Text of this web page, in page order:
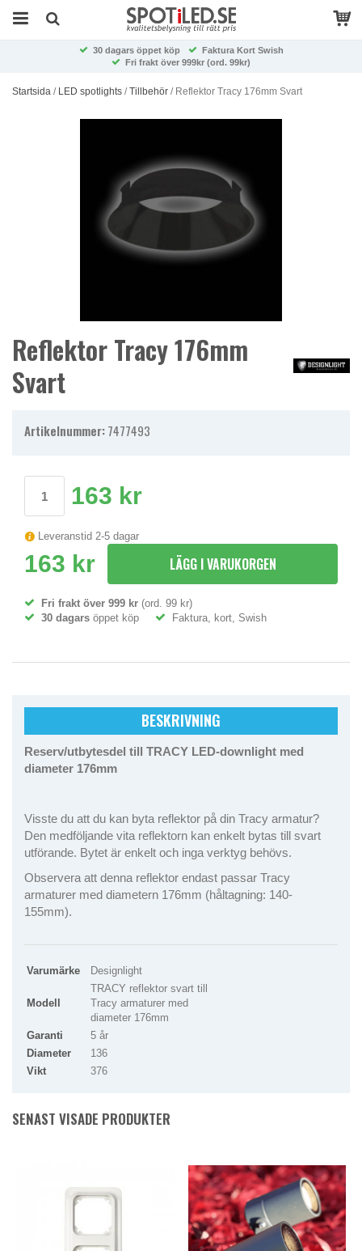
30 dagars öppet köp
Faktura Kort Swish
Fri frakt över 999kr (ord. 99kr)
Startsida / LED spotlights /Tillbehör / Reflektor Tracy 176mm Svart
Reflektor Tracy 176mm
Svart
Artikelnummer:7477493
163 kr
Leveranstid 2-5 dagar
163 kr LÄGG I VARUKORGEN
Fri frakt över 999 kr (ord. 99 kr)
30 dagars öppet köp Faktura, kort, Swish
BESKRIVNING
Reserv/utbytesdel till TRACY LED-downlight med
diameter 176mm
Visste du att du kan byta reflektor på din Tracy armatur?
Den medföljande vita reflektorn kan enkelt bytas till svart
utförande. Bytet är enkelt och inga verktyg behövs.
Observera att denna reflektor endast passar Tracy
armaturer med diametern 176mm (håltagning: 140-
155mm).
Varumärke Designlight
Modell
TRACY reflektor svart till
Tracy armaturer med
diameter 176mm
Garanti
5 år
Diameter
136
Vikt
376
SENAST VISADE PRODUKTER